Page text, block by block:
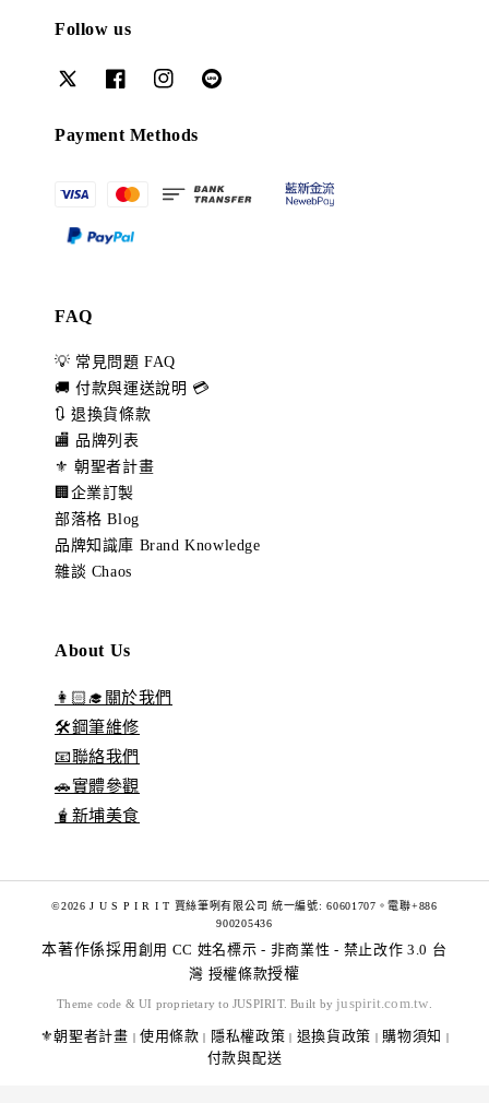
Follow us
Payment Methods
FAQ
💡 常見問題 FAQ
🚚 付款與運送說明 💳
🔃 退換貨條款
🏬 品牌列表
⚜️ 朝聖者計畫
🏢企業訂製
部落格 Blog
品牌知識庫 Brand Knowledge
雜談 Chaos
About Us
👩🏻‍🎓關於我們
🛠️鋼筆維修
📧聯絡我們
🚗實體參觀
🧋新埔美食
©2026 J U S P I R I T 賈絲筆咧有限公司 統一編號: 60601707。電聯+886
900205436
本著作係採用 創用 CC 姓名標示 - 非商業性 - 禁止改作 3.0 台
灣 授權條款授權
Theme code & UI proprietary to JUSPIRIT. Built by juspirit.com.tw
⚜️朝聖者計畫 | 使用條款 | 隱私權政策 | 退換貨政策 | 購物須知 |
付款與配送